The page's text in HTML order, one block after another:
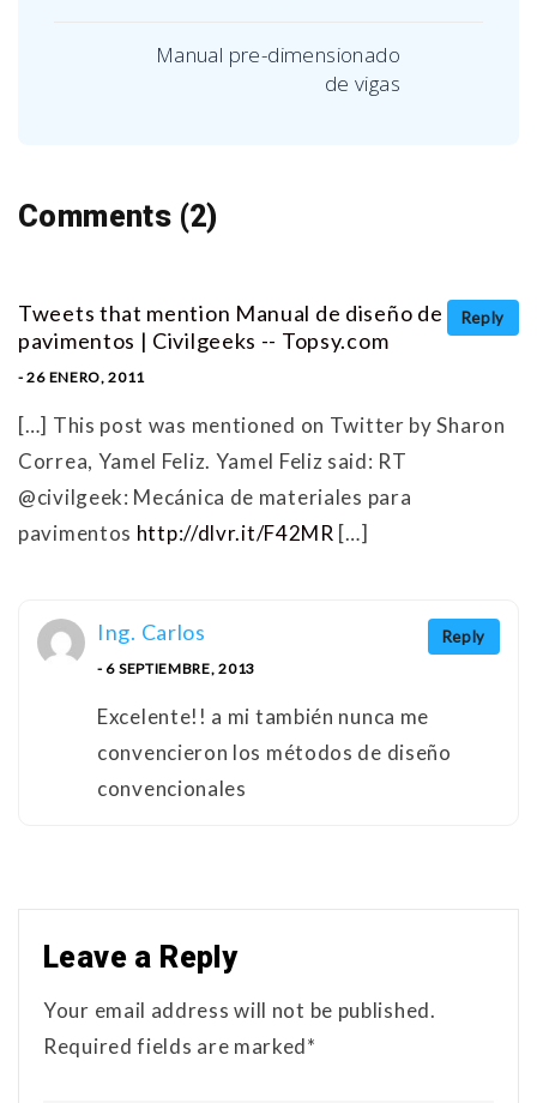
Manual pre-dimensionado
de vigas
Comments (2)
Reply
Tweets that mention Manual de diseño de
pavimentos | Civilgeeks -- Topsy.com
- 26 ENERO, 2011
[…] This post was mentioned on Twitter by Sharon
Correa, Yamel Feliz. Yamel Feliz said: RT
@civilgeek: Mecánica de materiales para
pavimentos http://dlvr.it/F42MR […]
Reply
Ing. Carlos
- 6 SEPTIEMBRE, 2013
Excelente!! a mi también nunca me
convencieron los métodos de diseño
convencionales
Leave a Reply
Your email address will not be published.
Required fields are marked*